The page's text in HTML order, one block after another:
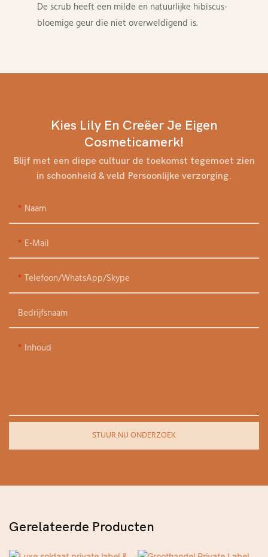
De scrub heeft een milde en natuurlijke hibiscus-
bloemige geur die niet overweldigend is.
Kies Lily En Creëer Je Eigen
Cosmeticamerk!
Blijf met een diepe cultuur de toekomst tegemoet zien
in schoonheid & veld Persoonlijke verzorging.
Naam
E-Mail
Telefoon/WhatsApp/Skype
Bedrijfsnaam
Inhoud
STUUR NU ONDERZOEK
Gerelateerde Producten